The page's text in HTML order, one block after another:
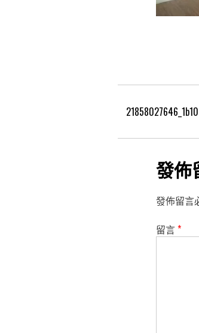
發佈
發佈留言
留言*